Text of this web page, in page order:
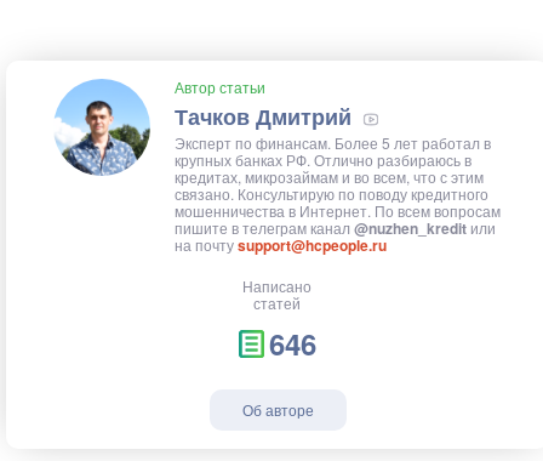
Автор статьи
Тачков Дмитрий
Эксперт по финансам. Более 5 лет работал в
крупных банках РФ. Отлично разбираюсь в
кредитах, микрозаймам и во всем, что с этим
связано. Консультирую по поводу кредитного
мошенничества в Интернет. По всем вопросам
пишите в телеграм канал @nuzhen_kredit или
на почтуsupport@hcpeople.ru
Написано
статей
646
Об авторе